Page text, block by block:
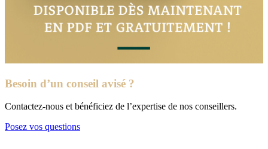
Besoin d’un conseil avisé ?
Contactez-nous et bénéficiez de l’expertise de nos conseillers.
Posez vos questions